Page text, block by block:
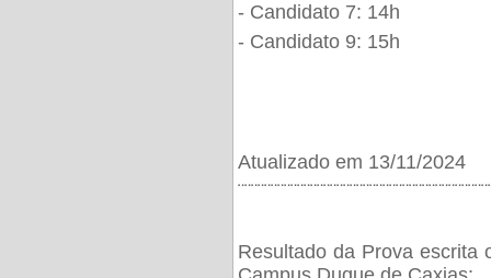
- Candidato 7: 14h
- Candidato 9: 15h
Atualizado em 13/11/2024
Resultado da Prova escrita